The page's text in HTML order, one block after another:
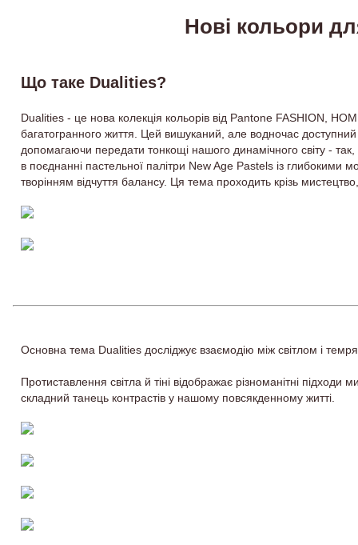
Нові кольори
Що таке Dualities?
Dualities - це нова колекція кольорів від Pantone FASHION,
багатогранного життя. Цей вишуканий, але водночас
допомагаючи передати тонкощі нашого динамічного світу -
в поєднанні пастельної палітри New Age Pastels із глибокими
творінням відчуття балансу. Ця тема проходить крізь
Основна тема Dualities досліджує взаємодію між світлом і
Протиставлення світла й тіні відображає різноманітні
складний танець контрастів у нашому повсякденному житті.